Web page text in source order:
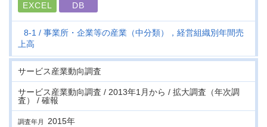
EXCEL DB
8-1
事業所・企業等の産業（中分類），経営組織別年間売
上高
サービス産業動向調査
サービス産業動向調査 / 2013年1月から / 拡大調査（年次調
査） / 確報
調査年月 2015年